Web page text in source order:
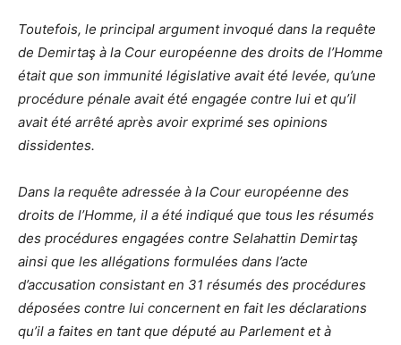
Toutefois, le principal argument invoqué dans la requête
de Demirtaş à la Cour européenne des droits de l’Homme
était que son immunité législative avait été levée, qu’une
procédure pénale avait été engagée contre lui et qu’il
avait été arrêté après avoir exprimé ses opinions
dissidentes.
Dans la requête adressée à la Cour européenne des
droits de l’Homme, il a été indiqué que tous les résumés
des procédures engagées contre Selahattin Demirtaş
ainsi que les allégations formulées dans l’acte
d’accusation consistant en 31 résumés des procédures
déposées contre lui concernent en fait les déclarations
qu’il a faites en tant que député au Parlement et à